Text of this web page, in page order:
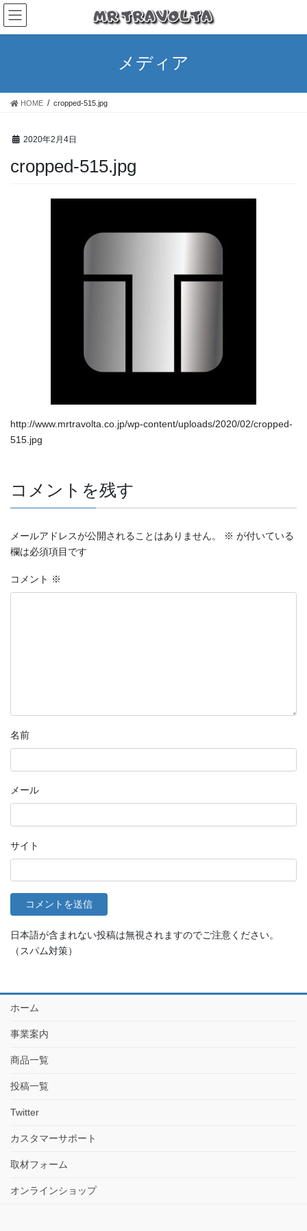
メディア
HOME cropped-515.jpg
2020年2月4日
cropped-515.jpg
http://www.mrtravolta.co.jp/wp-content/uploads/2020/02/cropped-
515.jpg
コメントを残す
メールアドレスが公開されることはありません。 ※ が付いている
欄は必須項目です
コメント ※
名前
メール
サイト
日本語が含まれない投稿は無視されますのでご注意ください。
（スパム対策）
ホーム
事業案内
商品一覧
投稿一覧
Twitter
カスタマーサポート
取材フォーム
オンラインショップ